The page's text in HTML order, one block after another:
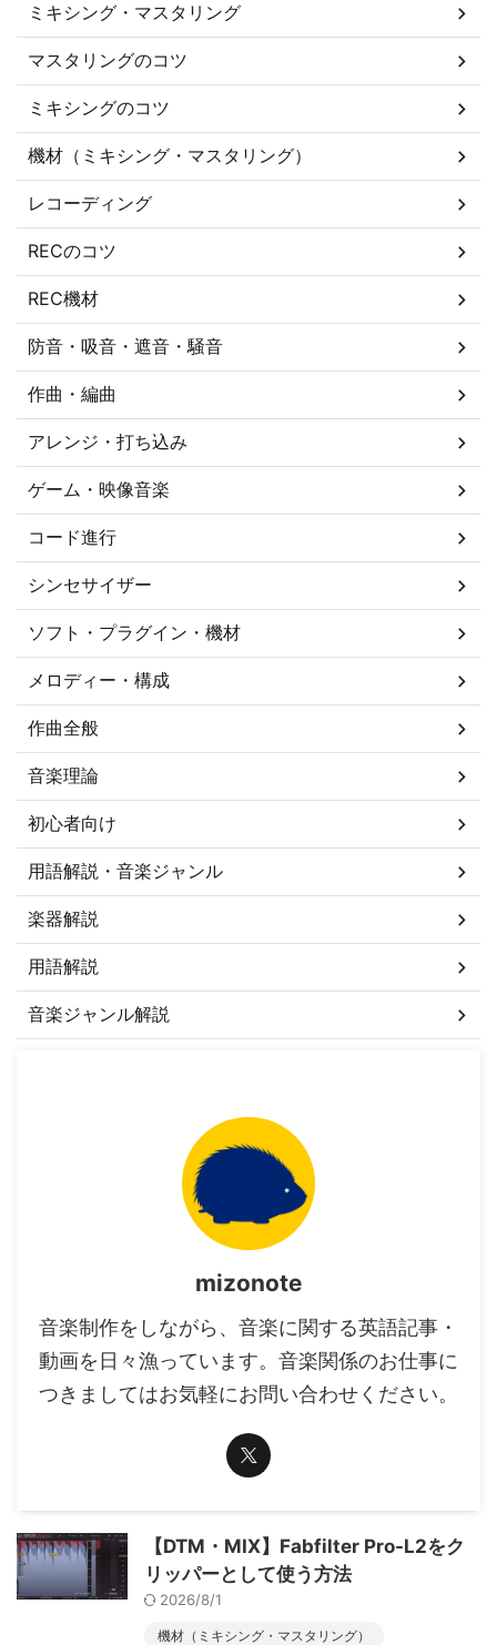
ミキシング・マスタリング
マスタリングのコツ
ミキシングのコツ
機材（ミキシング・マスタリング）
レコーディング
RECのコツ
REC機材
防音・吸音・遮音・騒音
作曲・編曲
アレンジ・打ち込み
ゲーム・映像音楽
コード進行
シンセサイザー
ソフト・プラグイン・機材
メロディー・構成
作曲全般
音楽理論
初心者向け
用語解説・音楽ジャンル
楽器解説
用語解説
音楽ジャンル解説
mizonote
音楽制作をしながら、音楽に関する英語記事・
動画を日々漁っています。音楽関係のお仕事に
つきましてはお気軽にお問い合わせください。
【DTM・MIX】Fabfilter Pro-L2をク
リッパーとして使う方法
2026/8/1
機材（ミキシング・マスタリング）